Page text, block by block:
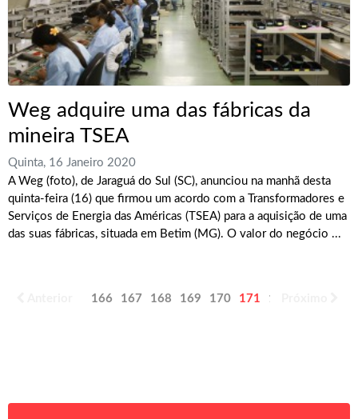
Weg adquire uma das fábricas da
mineira TSEA
Quinta, 16 Janeiro 2020
A Weg (foto), de Jaraguá do Sul (SC), anunciou na manhã desta
quinta-feira (16) que firmou um acordo com a Transformadores e
Serviços de Energia das Américas (TSEA) para a aquisição de uma
das suas fábricas, situada em Betim (MG). O valor do negócio ...
166 167 168 169 170 171 172